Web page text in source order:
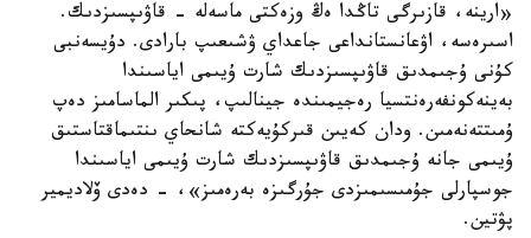
«ارينە، قازىرگى تاڭدا ەڭ وزەكتى ماسەلە - قاۋىپسىزدىك.
اسىرەسە، اۋعانستانداعى جاعداي ۋشىعىپ بارادى. دۇيسەنبى
كۇنى ۇجىمدىق قاۋىپسىزدىك شارت ۇيىمى اياسىندا
بەينەكونفەرەنتسيا رەجيمىندە جينالىپ، پىكىر الماسامىز دەپ
ۇمىتتەنەمىن. ودان كەيىن قىركۇيەكتە شانحاي ىنتىماقتاستىق
ۇيىمى جانە ۇجىمدىق قاۋىپسىزدىك شارت ۇيىمى اياسىندا
جوسپارلى جۇمىسىمىزدى جۇرگىزە بەرەمىز»، - دەدى ۆلاديمير
پۋتين.